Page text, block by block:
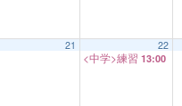
21 22
<中学>練習 13:00